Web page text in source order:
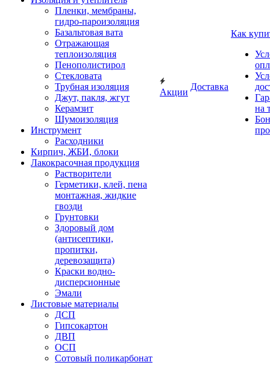
Пленки, мембраны,
гидро-пароизоляция
Базальтовая вата
Отражающая
теплоизоляция
Пенополистирол
Стекловата
Трубная изоляция
Джут, пакля, жгут
Керамзит
Шумоизоляция
Инструмент
Расходники
Кирпич, ЖБИ, блоки
Лакокрасочная продукция
Растворители
Герметики, клей, пена
монтажная, жидкие
гвозди
Грунтовки
Здоровый дом
(антисептики,
пропитки,
деревозащита)
Краски водно-
дисперсионные
Эмали
Листовые материалы
ДСП
Гипсокартон
ДВП
ОСП
Сотовый поликарбонат
Акции
Доставка
Как
на